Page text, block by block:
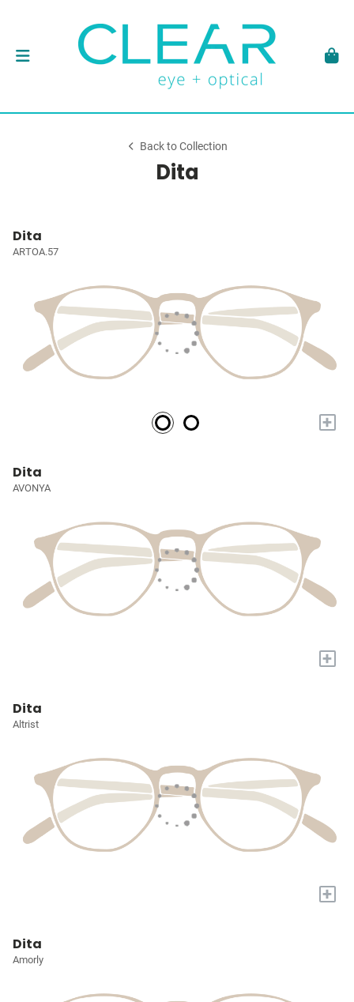
Back to Collection
Dita
Dita
ARTOA.57
+
Dita
AVONYA
+
Dita
Altrist
+
Dita
Amorly